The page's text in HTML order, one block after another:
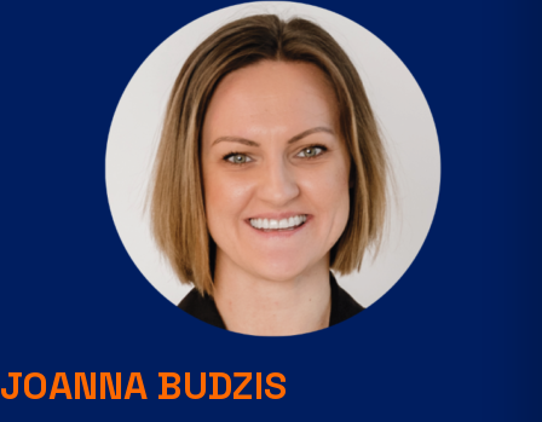
JOANNA BUDZIS